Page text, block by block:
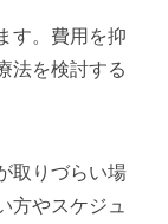
す。費用を抑
法を検討する
取りづらい場
方やスケジュ